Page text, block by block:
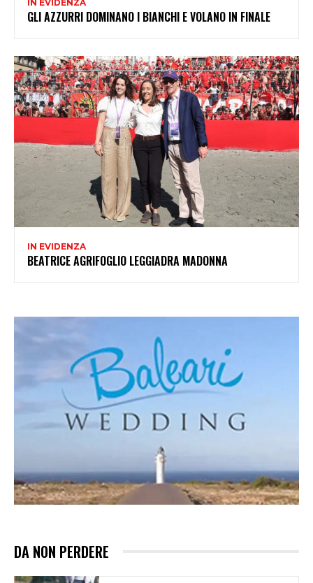
IN EVIDENZA
GLI AZZURRI DOMINANO I BIANCHI E VOLANO IN FINALE
IN EVIDENZA
BEATRICE AGRIFOGLIO LEGGIADRA MADONNA
DA NON PERDERE